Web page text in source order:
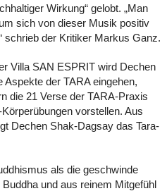
Wirkung“ gelobt. „Man
sich von dieser Musik positiv
schrieb der Kritiker Markus Ganz.
Villa SAN ESPRIT wird Dechen
der TARA eingehen,
die 21 Verse der TARA-Praxis
vorstellen. Aus
Dechen Shak-Dagsay das Tara-
als die geschwinde
und aus reinem Mitgefühl